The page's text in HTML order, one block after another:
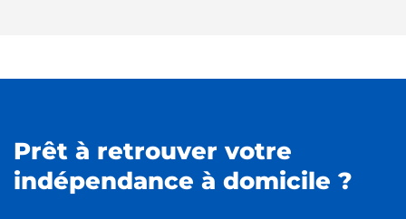
Prêt à retrouver votre
indépendance à domicile ?